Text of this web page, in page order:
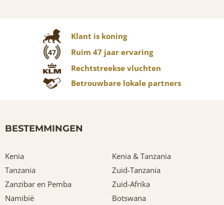
Klant is koning
47
Ruim 47 jaar ervaring
Rechtstreekse vluchten
Betrouwbare lokale partners
BESTEMMINGEN
Kenia
Kenia & Tanzania
Tanzania
Zuid-Tanzania
Zanzibar en Pemba
Zuid-Afrika
Namibië
Botswana